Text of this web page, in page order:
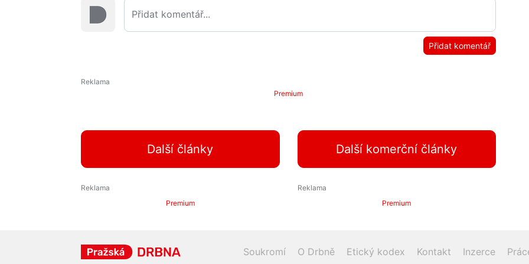
Přidat komentář
Premium
Další články Další komerční články
Premium Premium
Soukromí O Drbně Etický kodex Kontakt Inzerce